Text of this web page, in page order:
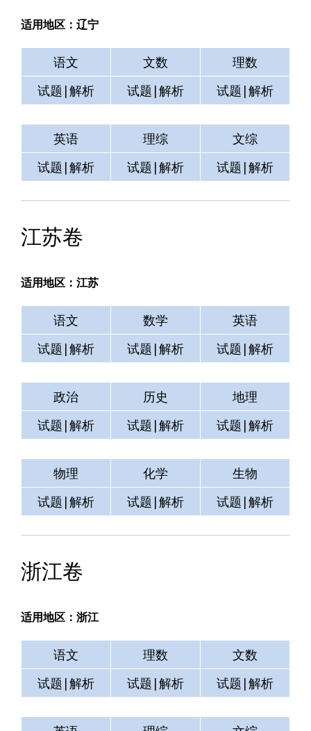
适用地区：辽宁
语文 文数
理数
试题|解析
试题|解析 试题|解析
英语 理综
文综
试题|解析
试题|解析 试题|解析
江苏卷
适用地区：江苏
语文 数学
英语
试题|解析
试题|解析 试题|解析
政治 历史
地理
试题|解析
试题|解析 试题|解析
物理 化学
生物
试题|解析
试题|解析 试题|解析
浙江卷
适用地区：浙江
语文 理数
文数
试题|解析
试题|解析 试题|解析